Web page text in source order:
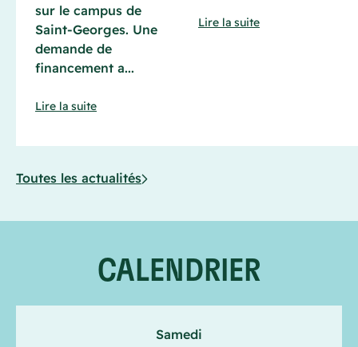
sur le campus de
Saint-Georges. Une
demande de
financement a...
Lire la suite
Lire la suite
Toutes les actualités
CALENDRIER
Samedi